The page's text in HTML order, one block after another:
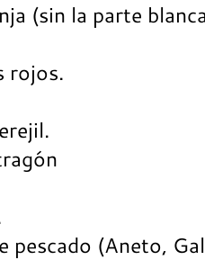
(sin la parte
rojos.
pescado (Aneto,